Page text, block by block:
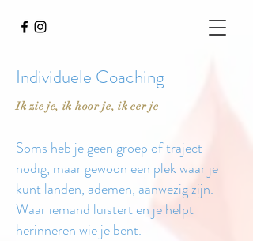
Individuele Coaching
Ik zie je, ik hoor je, ik eer je
Soms heb je geen groep of traject
nodig, maar gewoon een plek waar je
kunt landen, ademen, aanwezig zijn.
Waar iemand luistert en je helpt
herinneren wie je bent.